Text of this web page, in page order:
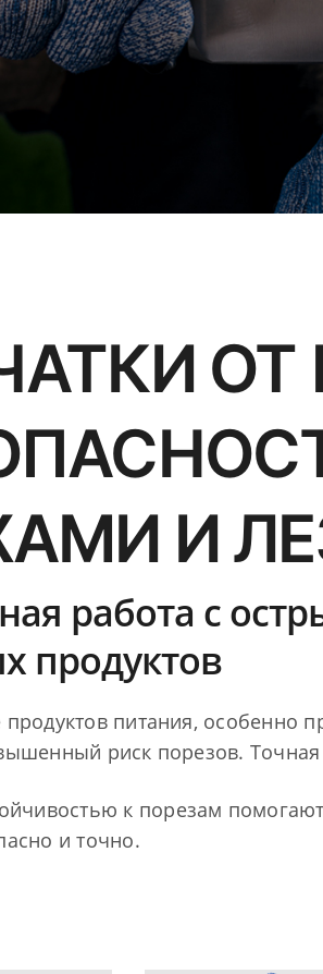
ОТ
И
работа с
продуктов
питания, особенно
риск порезов.
к порезам
и точно.